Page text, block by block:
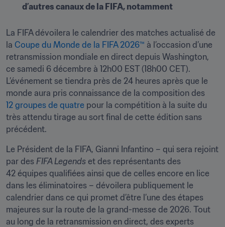
d’autres canaux de la FIFA, notamment
La FIFA dévoilera le calendrier des matches actualisé de
la Coupe du Monde de la FIFA 2026™ à l’occasion d’une
retransmission mondiale en direct depuis Washington,
ce samedi 6 décembre à 12h00 EST (18h00 CET).
L’événement se tiendra près de 24 heures après que le
12 groupes de quatre pour la compétition à la suite du
très attendu tirage au sort final de cette édition sans
précédent.
Le Président de la FIFA, Gianni Infantino – qui sera rejoint
par des FIFA Legends et des représentants des
42 équipes qualifiées ainsi que de celles encore en lice
dans les éliminatoires – dévoilera publiquement le
calendrier dans ce qui promet d’être l’une des étapes
majeures sur la route de la grand-messe de 2026. Tout
au long de la retransmission en direct, des experts